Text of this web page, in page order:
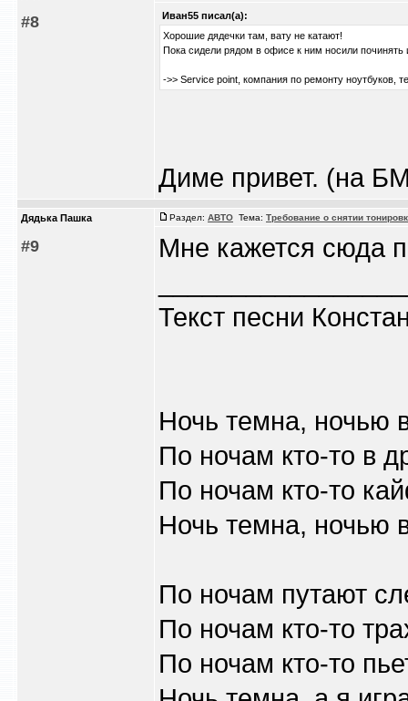
#8
Иван55 писал(а):
Хорошие дядечки там, вату не катают!
Пока сидели рядом в офисе к ним носили
->> Service point, компания по ремонту ноутбуков,
Диме привет. (на
Дядька Пашка
#9
Раздел: АВТО Тема: Требование о снятии
Мне кажется сюда
Текст песни
Ночь темна, ночью
По ночам кто-то в
По ночам кто-то
Ночь темна, ночью
По ночам путают
По ночам кто-то
По ночам кто-то